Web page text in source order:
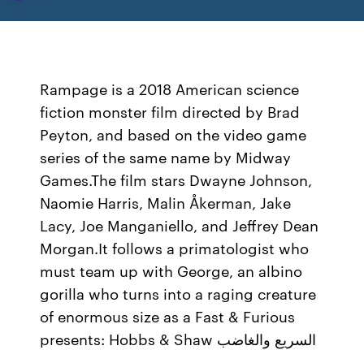
Rampage is a 2018 American science
fiction monster film directed by Brad
Peyton, and based on the video game
series of the same name by Midway
Games.The film stars Dwayne Johnson,
Naomie Harris, Malin Åkerman, Jake
Lacy, Joe Manganiello, and Jeffrey Dean
Morgan.It follows a primatologist who
must team up with George, an albino
gorilla who turns into a raging creature
of enormous size as a Fast & Furious
presents: Hobbs & Shaw السريع والغاضب